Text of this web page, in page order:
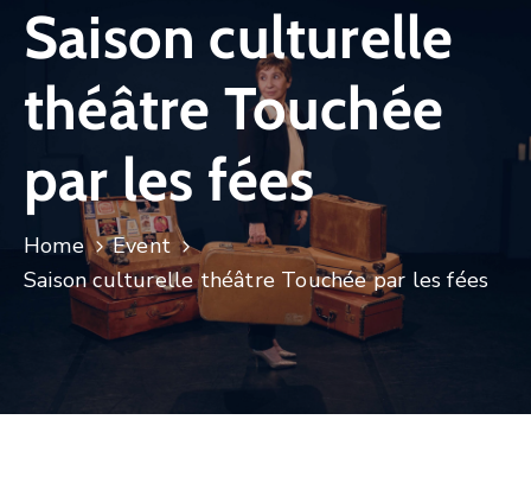
ÉDUCATION
ET
JEUNESSE
SOLIDARITÉS
ÉCONOMIE
ANIMATION
CULTURE
Saison culturelle
théâtre Touchée
par les fées
Home
Event
Saison culturelle théâtre Touchée par les fées